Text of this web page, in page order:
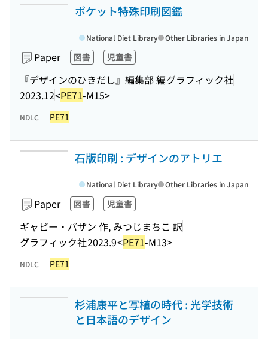
ポケット特殊印刷図鑑
Paper 図書 児童書
『デザインのひきだし』編集部 編グラフィック社
2023.12<PE71-M15>
National Diet Library Other Libraries in Japan
NDLC PE71
石版印刷 : デザインのアトリエ
Paper 図書 児童書
ギャビー・バザン 作, みつじまちこ 訳
グラフィック社2023.9<PE71-M13>
National Diet Library Other Libraries in Japan
NDLC PE71
杉浦康平と写植の時代 : 光学技術
と日本語のデザイン